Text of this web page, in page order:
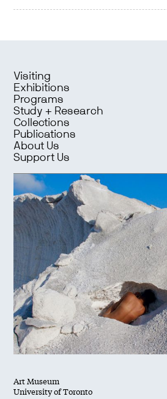
Visiting
Exhibitions
Programs
Study + Research
Collections
Publications
About Us
Support Us
Art Museum
University of Toronto